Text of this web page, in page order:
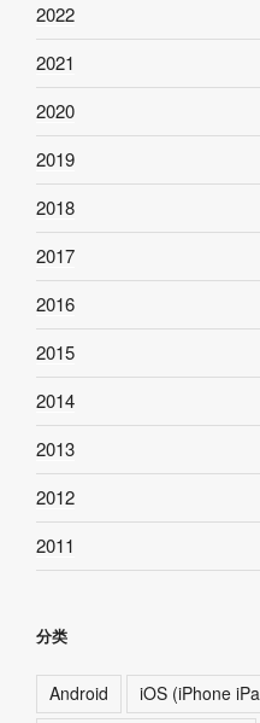
2022
2021
2020
2019
2018
2017
2016
2015
2014
2013
2012
2011
分类
Android iOS (iPhone